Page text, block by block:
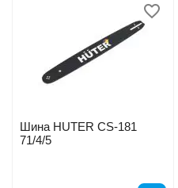
Шина HUTER CS-181
71/4/5